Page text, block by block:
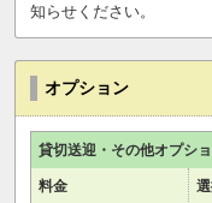
知らせください。
オプション
貸切送迎・その他オプシ
料金